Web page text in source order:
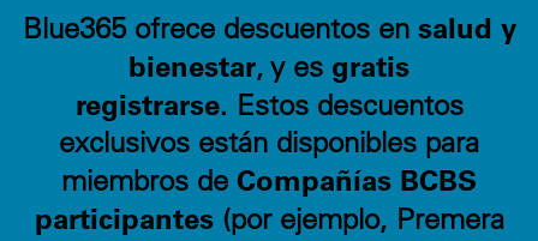
Blue365 ofrece descuentos en salud y
bienestar, y es gratis
registrarse. Estos descuentos
exclusivos están disponibles para
miembros de Compañías BCBS
participantes(por ejemplo, Premera